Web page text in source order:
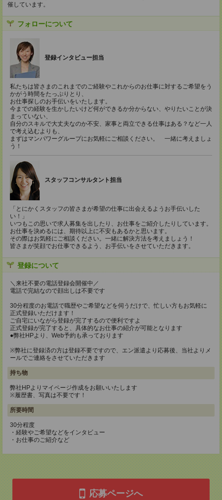
催しています。
フォローについて
登録インタビュー担当
私たちは皆さまのこれまでのご経験やこれからのお仕事に対するご希望をう
かがう時間をたっぷりとり、
お仕事探しのお手伝いをいたします。
今までの経験を生かしたいけど何ができるか分からない、やりたいことが決
まっていない、
自分のスキルで大丈夫なのか不安、家事と両立できる仕事はある？など一人
で考え込むよりも、
まずはマンパワーグループにお気軽にご相談ください。 一緒に考えましょ
う！
スタッフコンサルタント担当
「とにかくスタッフの皆さまが希望の仕事に出会えるようお手伝いした
い！」
いつもこの思いで求人募集を出したり、お仕事をご紹介したりしています。
お仕事を決めるには、期待以上に不安もあるかと思います。
その際はお気軽にご相談ください。一緒に解決方法を考えましょう！
皆さまが笑顔でお仕事できるよう、お手伝いをさせていただきます。
登録について
＼来社不要の電話登録会開催中／
電話で完結なので顔出しは不要です
30分程度のお電話で職歴やご希望などを伺うだけで、忙しい方もお気軽に
正式登録いただけます！
ご自宅にいながら登録が完了するので便利ですよ
正式登録が完了すると、具体的なお仕事の紹介が可能となります
●弊社HPより、Web予約も承っております
※弊社に登録済の方は登録不要ですので、エン派遣より応募後、当社よりメ
ールでご連絡をさせていただきます
持ち物
弊社HPよりマイページ作成をお願いいたします
※履歴書、写真は不要です！
所要時間
30分程度
・経験やご希望などをインタビュー
・お仕事のご紹介など
応募ページへ